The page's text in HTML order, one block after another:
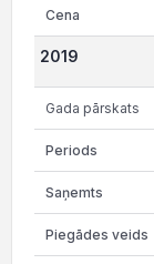
2019
Gada pārskats